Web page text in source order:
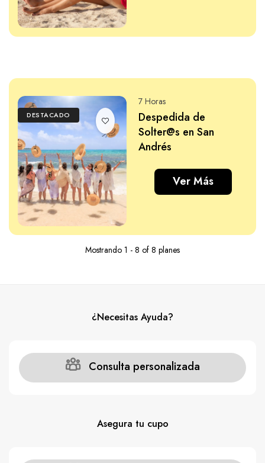
DESTACADO
7 Horas
Despedida de
Solter@s en San
Andrés
Ver Más
Mostrando 1 - 8 of 8 planes
¿Necesitas Ayuda?
Consulta personalizada
Asegura tu cupo